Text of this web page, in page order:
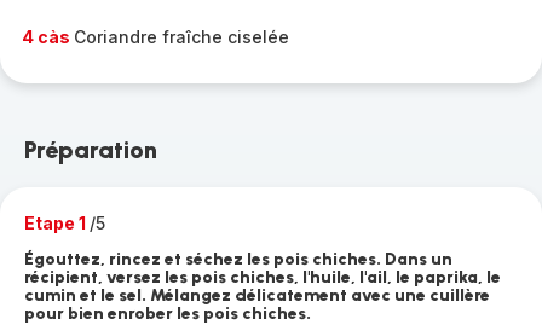
4 càs Coriandre fraîche ciselée
Préparation
Etape 1 /5
Égouttez, rincez et séchez les pois chiches. Dans un
récipient, versez les pois chiches, l'huile, l'ail, le paprika, le
cumin et le sel. Mélangez délicatement avec une cuillère
pour bien enrober les pois chiches.